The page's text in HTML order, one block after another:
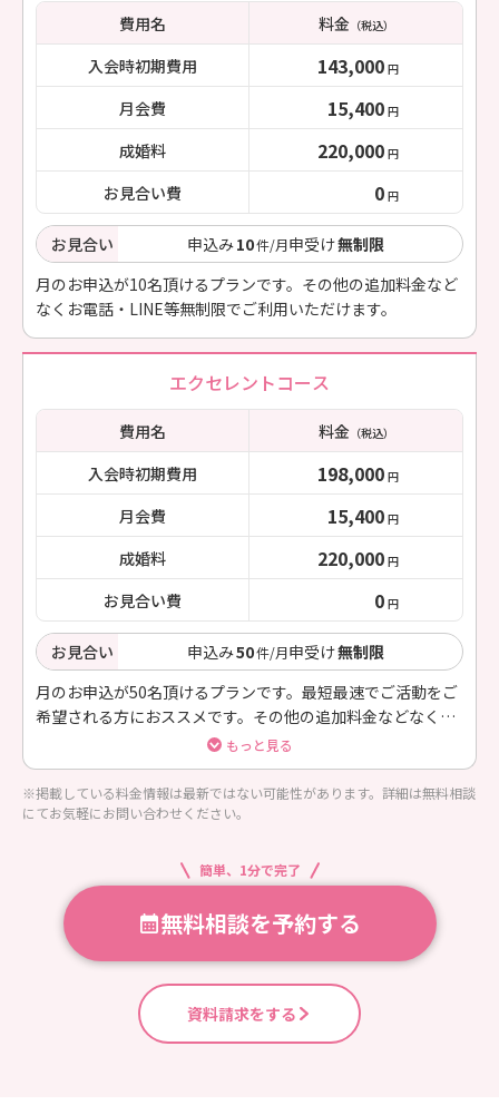
費用名 料金（税込）
入会時初期費用 143,000 円
月会費 15,400 円
成婚料 220,000 円
お見合い費 0 円
お見合い 申込み10件/月申受け無制限
月のお申込が10名頂けるプランです。その他の追加料金など
なくお電話・LINE等無制限でご利用いただけます。
エクセレントコース
費用名 料金（税込）
入会時初期費用 198,000 円
月会費 15,400 円
成婚料 220,000 円
お見合い費 0 円
お見合い 申込み50件/月申受け無制限
月のお申込が50名頂けるプランです。最短最速でご活動をご
希望される方におススメです。その他の追加料金などなくお
電話・LINE等無制限でご利用いただけます。
もっと見る
※掲載している料金情報は最新ではない可能性があります。詳細は無料相談
にてお気軽にお問い合わせください。
簡単、1分で完了
無料相談を予約する
資料請求をする